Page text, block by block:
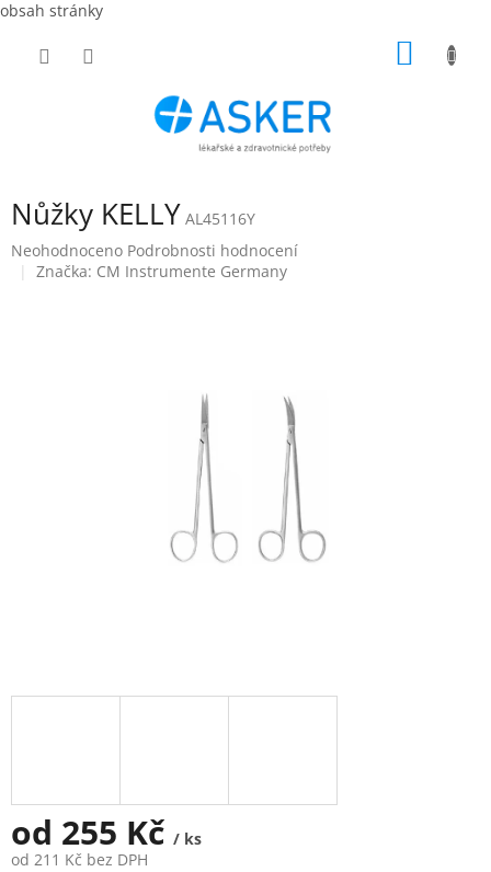
obsah stránky
Nůžky KELLY AL45116Y
Průměrné
hodnocení
Neohodnoceno Podrobnosti hodnocení
Značka: CM Instrumente Germany
od 255 Kč / ks
od 211 Kč bez DPH